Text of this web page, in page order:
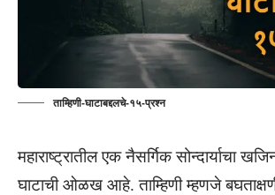
ताम्हिणी-घाटाबद्दलचे-१५-प्रश्न
महाराष्ट्रातील एक नैसर्गिक सोन्दार्याचा
घाटाची ओळख आहे. ताम्हिणी म्हणजे